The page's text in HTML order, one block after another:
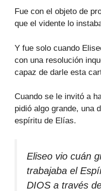
Fue con el objeto de
que el vidente lo
Y fue solo cuando
con una resolución
capaz de darle esta
Cuando se le invitó a
pidió algo grande, una
espíritu de Elías.
Eliseo vio cuán
trabajaba el
DIOS a través